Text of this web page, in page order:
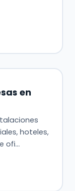
en
hoteles,
ofi…